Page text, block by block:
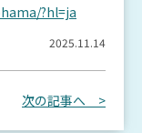
?hl=ja
2025.11.14
次の記事へ >